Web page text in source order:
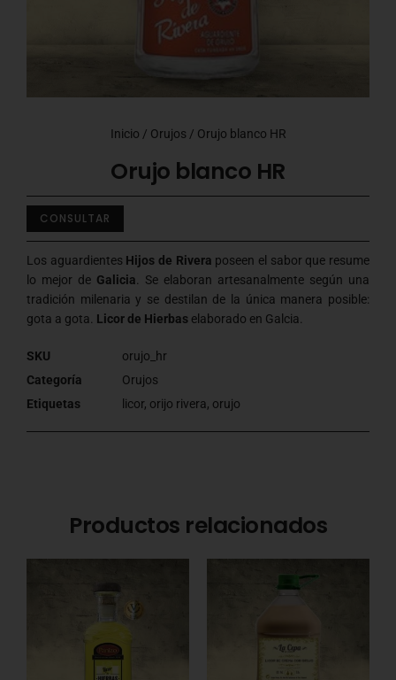
Inicio / Orujos / Orujo blanco HR
Orujo blanco HR
CONSULTAR
Los aguardientes Hijos de Rivera poseen el sabor que resume
lo mejor de Galicia. Se elaboran artesanalmente según una
tradición milenaria y se destilan de la única manera posible:
gota a gota. Licor de Hierbas elaborado en Galcia.
SKU
orujo_hr
Categoría
Orujos
Etiquetas
licor, orijo rivera, orujo
Productos relacionados